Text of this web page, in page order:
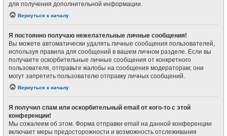
для получения дополнительной информации.
Вернуться к началу
Я постоянно получаю нежелательные личные сообщения!
Вы можете автоматически удалять личные сообщения пользователей,
используя правила для сообщений в вашем личном разделе. Если вы
получаете оскорбительные личные сообщения от конкретного
пользователя, отправьте жалобы на сообщения модераторам; они
могут запретить пользователю отправку личных сообщений.
Вернуться к началу
Я получил спам или оскорбительный email от кого-то с этой
конференции!
Мы сожалеем об этом. Форма отправки email на данной конференции
включает меры предосторожности и возможность отслеживания